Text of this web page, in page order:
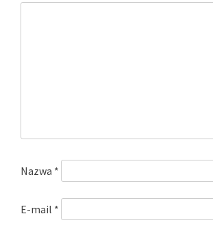
Nazwa *
E-mail *